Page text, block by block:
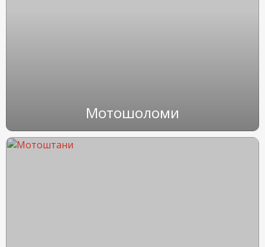
Мотошоломи